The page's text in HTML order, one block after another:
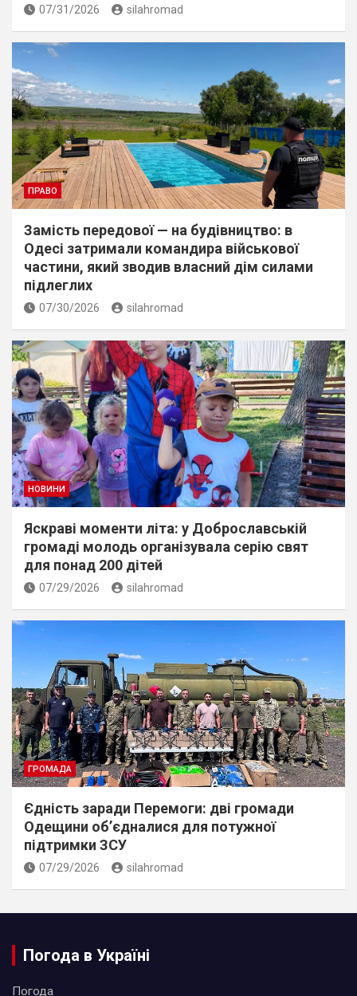
07/31/2026 silahromad
ПРАВО
Замість передової — на будівництво: в
Одесі затримали командира військової
частини, який зводив власний дім силами
підлеглих
07/30/2026 silahromad
НОВИНИ
Яскраві моменти літа: у Доброславській
громаді молодь організувала серію свят
для понад 200 дітей
07/29/2026 silahromad
ГРОМАДА
Єдність заради Перемоги: дві громади
Одещини об’єдналися для потужної
підтримки ЗСУ
07/29/2026 silahromad
Погода в Україні
Погода